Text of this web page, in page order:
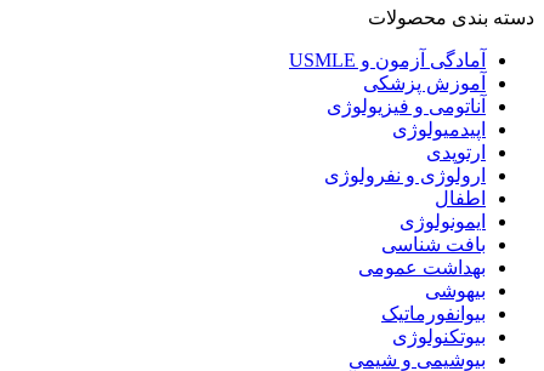
دسته بندی محصولات
آمادگی آزمون و USMLE
آموزش پزشکی
آناتومی و فیزیولوژی
اپیدمیولوژی
ارتوپدی
ارولوژی و نفرولوژی
اطفال
ایمونولوژی
بافت شناسی
بهداشت عمومی
بیهوشی
بیوانفورماتیک
بیوتکنولوژی
بیوشیمی و شیمی